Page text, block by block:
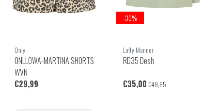
Only
ONLLOWA-MARTINA SHORTS
WVN
€29,99
-30%
Lofty Manner
RD35 Desh
€35,00 €49,95